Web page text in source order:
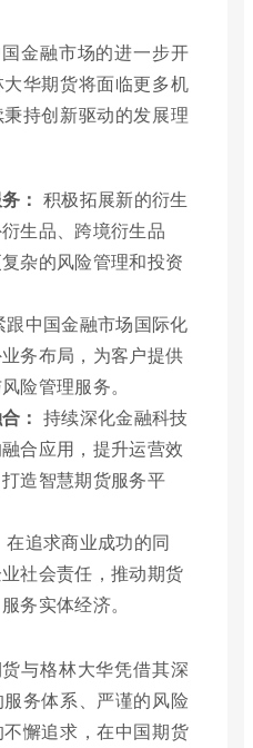
金融市场的进一步开
华期货将面临更多机
持创新驱动的发展理
： 积极拓展新的衍生
生品、跨境衍生品
杂的风险管理和投资
跟中国金融市场国际化
务布局，为客户提供
险管理服务。
： 持续深化金融科技
合应用，提升运营效
造智慧期货服务平
在追求商业成功的同
社会责任，推动期货
务实体经济。
与格林大华凭借其深
务体系、严谨的风险
懈追求，在中国期货